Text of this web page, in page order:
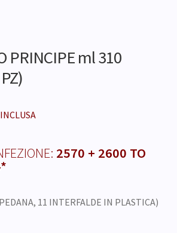
PRINCIPE ml 310
2570 + 2600 TO
11 INTERFALDE IN PLASTICA)